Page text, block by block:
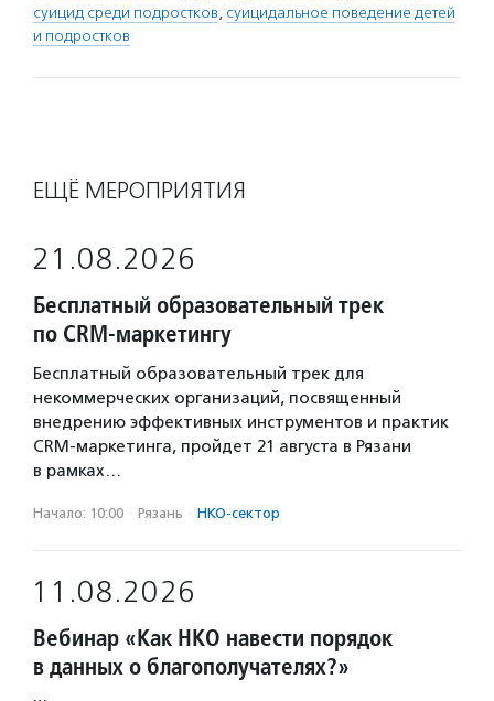
суицид среди подростков, суицидальное поведение детей
и подростков
ЕЩЁ МЕРОПРИЯТИЯ
21.08.2026
Бесплатный образовательный трек
по CRM-маркетингу
Бесплатный образовательный трек для
некоммерческих организаций, посвященный
внедрению эффективных инструментов и практик
CRM-маркетинга, пройдет 21 августа в Рязани
в рамках…
Начало: 10:00 · Рязань · НКО-сектор
11.08.2026
Вебинар «Как НКО навести порядок
в данных о благополучателях?»